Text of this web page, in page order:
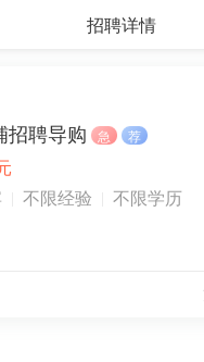
招聘详情
招聘导购 急 荐
不限经验 不限学历